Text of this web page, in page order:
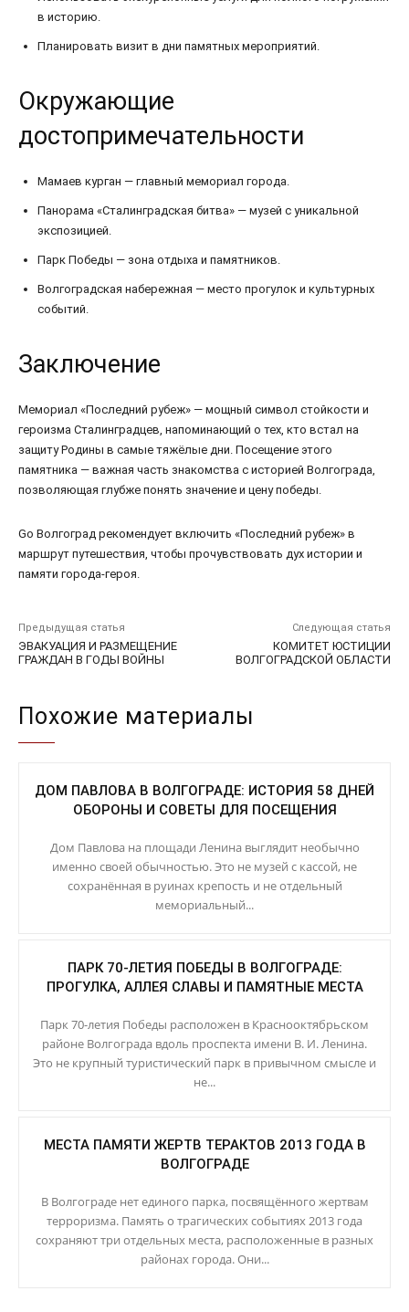
в историю.
Планировать визит в дни памятных мероприятий.
Окружающие
достопримечательности
Мамаев курган — главный мемориал города.
Панорама «Сталинградская битва» — музей с уникальной
экспозицией.
Парк Победы — зона отдыха и памятников.
Волгоградская набережная — место прогулок и культурных
событий.
Заключение
Мемориал «Последний рубеж» — мощный символ стойкости и
героизма Сталинградцев, напоминающий о тех, кто встал на
защиту Родины в самые тяжёлые дни. Посещение этого
памятника — важная часть знакомства с историей Волгограда,
позволяющая глубже понять значение и цену победы.
Go Волгоград рекомендует включить «Последний рубеж» в
маршрут путешествия, чтобы прочувствовать дух истории и
памяти города-героя.
Предыдущая статья
ЭВАКУАЦИЯ И РАЗМЕЩЕНИЕ
ГРАЖДАН В ГОДЫ ВОЙНЫ
Следующая статья
КОМИТЕТ ЮСТИЦИИ
ВОЛГОГРАДСКОЙ ОБЛАСТИ
Похожие материалы
ДОМ ПАВЛОВА В ВОЛГОГРАДЕ: ИСТОРИЯ 58 ДНЕЙ
ОБОРОНЫ И СОВЕТЫ ДЛЯ ПОСЕЩЕНИЯ
Дом Павлова на площади Ленина выглядит необычно
именно своей обычностью. Это не музей с кассой, не
сохранённая в руинах крепость и не отдельный
мемориальный...
ПАРК 70-ЛЕТИЯ ПОБЕДЫ В ВОЛГОГРАДЕ:
ПРОГУЛКА, АЛЛЕЯ СЛАВЫ И ПАМЯТНЫЕ МЕСТА
Парк 70-летия Победы расположен в Краснооктябрьском
районе Волгограда вдоль проспекта имени В. И. Ленина.
Это не крупный туристический парк в привычном смысле и
не...
МЕСТА ПАМЯТИ ЖЕРТВ ТЕРАКТОВ 2013 ГОДА В
ВОЛГОГРАДЕ
В Волгограде нет единого парка, посвящённого жертвам
терроризма. Память о трагических событиях 2013 года
сохраняют три отдельных места, расположенные в разных
районах города. Они...